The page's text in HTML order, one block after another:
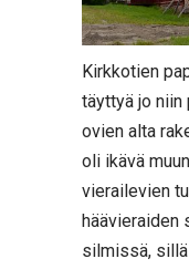
Kirkkotien
täyttyä jo niin
ovien alta
oli ikävä
vierailevien
häävieraiden
silmissä,